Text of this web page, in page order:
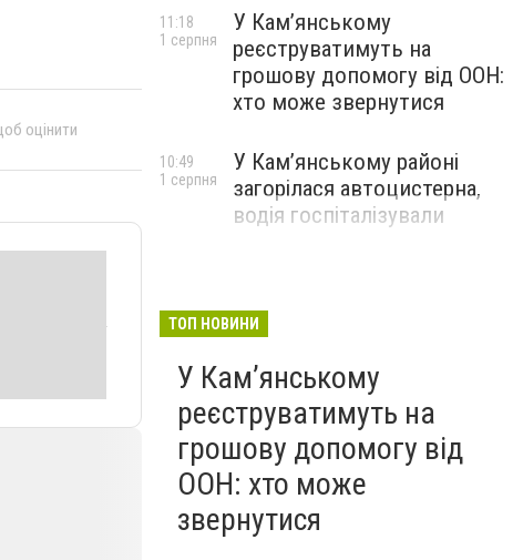
оцінити
У Кам’янському
реєструватимуть на
грошову допомогу від ООН:
хто може звернутися
11:18
1 серпня
У Кам’янському районі
загорілася автоцистерна,
водія госпіталізували
10:49
1 серпня
ТОП НОВИНИ
У Кам’янському
реєструватимуть на
грошову допомогу від
ООН: хто може
звернутися